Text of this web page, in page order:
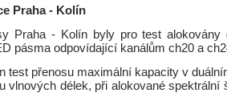
Praha - Kolín
Praha - Kolín byly pro test
pásma odpovídající kanálům ch20 a
test přenosu maximální kapacity v
vlnových délek, při alokované spektrální